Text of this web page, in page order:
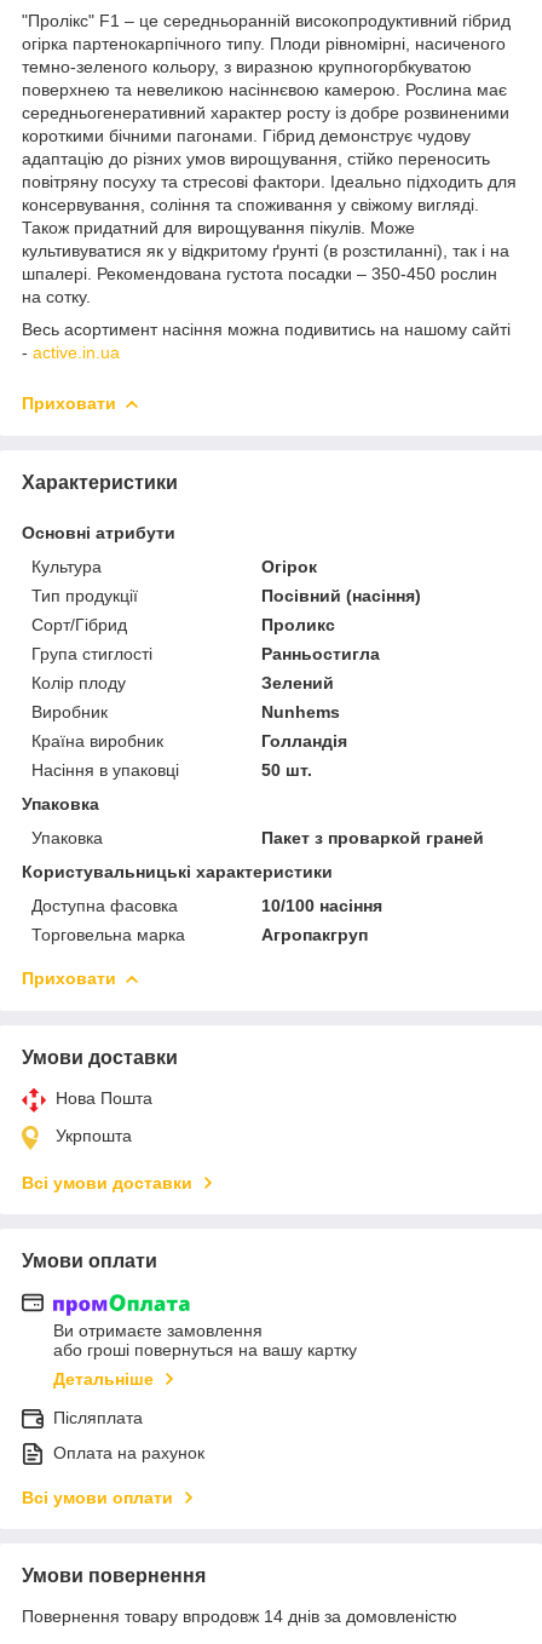
"Пролікс" F1 – це середньоранній високопродуктивний гібрид
огірка партенокарпічного типу. Плоди рівномірні, насиченого
темно-зеленого кольору, з виразною крупногорбкуватою
поверхнею та невеликою насіннєвою камерою. Рослина має
середньогенеративний характер росту із добре розвиненими
короткими бічними пагонами. Гібрид демонструє чудову
адаптацію до різних умов вирощування, стійко переносить
повітряну посуху та стресові фактори. Ідеально підходить для
консервування, соління та споживання у свіжому вигляді.
Також придатний для вирощування пікулів. Може
культивуватися як у відкритому ґрунті (в розстиланні), так і на
шпалері. Рекомендована густота посадки – 350-450 рослин
на сотку.
Весь асортимент насіння можна подивитись на нашому сайті
- active.in.ua
Приховати
Характеристики
Основні атрибути
Культура
Огірок
Тип продукції
Посівний (насіння)
Сорт/Гібрид
Проликс
Група стиглості
Ранньостигла
Колір плоду
Зелений
Виробник
Nunhems
Країна виробник
Голландія
Насіння в упаковці
50 шт.
Упаковка
Упаковка
Пакет з проваркой граней
Користувальницькі характеристики
Доступна фасовка
10/100 насіння
Торговельна марка
Агропакгруп
Приховати
Умови доставки
Нова Пошта
Укрпошта
Всі умови доставки
Умови оплати
Ви отримаєте замовлення
або гроші повернуться на вашу картку
Детальніше
Післяплата
Оплата на рахунок
Всі умови оплати
Умови повернення
Повернення товару впродовж 14 днів за домовленістю